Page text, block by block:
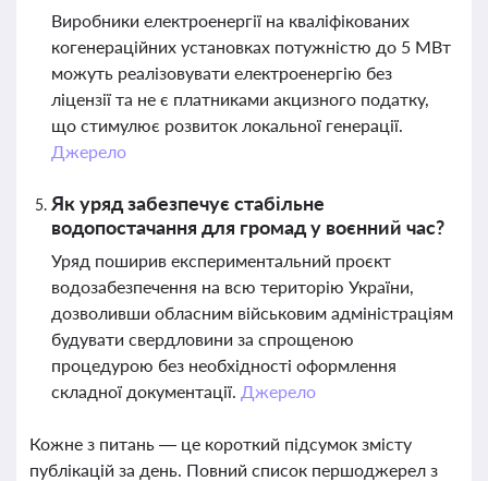
Виробники електроенергії на кваліфікованих
когенераційних установках потужністю до 5 МВт
можуть реалізовувати електроенергію без
ліцензії та не є платниками акцизного податку,
що стимулює розвиток локальної генерації.
Джерело
Як уряд забезпечує стабільне
водопостачання для громад у воєнний час?
Уряд поширив експериментальний проєкт
водозабезпечення на всю територію України,
дозволивши обласним військовим адміністраціям
будувати свердловини за спрощеною
процедурою без необхідності оформлення
складної документації. Джерело
Кожне з питань — це короткий підсумок змісту
публікацій за день. Повний список першоджерел з